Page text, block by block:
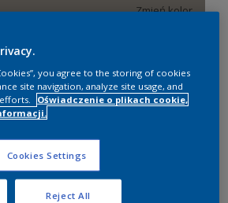
Zmień kolor
Kalkulator farby
Oblicz
do listy zakupów
you agree to the storing of cookies
site navigation, analyze site usage, and
Oświadczenie o plikach cookie,
Cookies Settings
Reject All